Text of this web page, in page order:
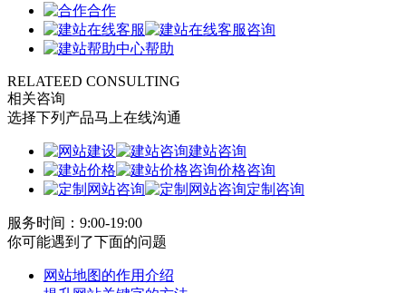
合作
咨询
帮助
RELATEED CONSULTING
相关咨询
选择下列产品马上在线沟通
建站咨询
价格咨询
定制咨询
服务时间：9:00-19:00
你可能遇到了下面的问题
网站地图的作用介绍